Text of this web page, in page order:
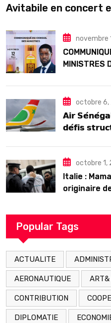
Avitabile en concert
novembre
MINISTRES
octobre 6,
𝗔𝗶𝗿
𝗱𝗲́𝗳𝗶𝘀
octobre 1,
Italie :
originaire
arrestation
Popular Tags
ACTUALITE
AERONAUTIQUE ART&
CONTRIBUTION
DIPLOMATIE